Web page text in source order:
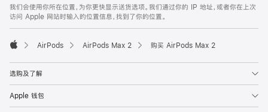
我们会使用你所在位置，为你更快显示送货选项。我们通过你的 IP 地址，或者你在上次
访问 Apple 网站时输入的位置信息，找到了你的位置。
AirPods AirPods Max 2 购买 AirPods Max 2
选购及了解
Apple 钱包